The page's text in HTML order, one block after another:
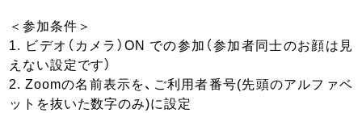
＜参加条件＞
1. ビデオ（カメラ）ON での参加（参加者同士のお顔は見
えない設定です）
2. Zoomの名前表示を、ご利用者番号(先頭のアルファベ
ットを抜いた数字のみ)に設定